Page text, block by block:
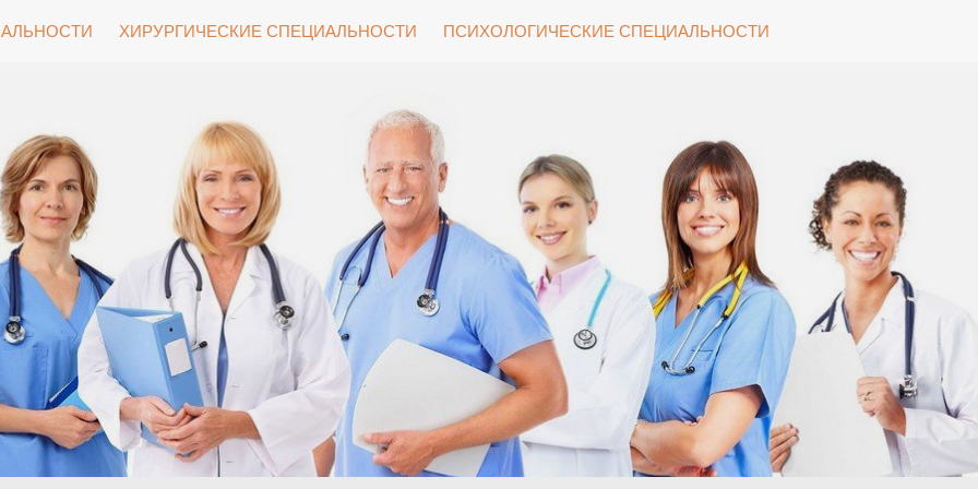
ХИРУРГИЧЕСКИЕ СПЕЦИАЛЬНОСТИ ПСИХОЛОГИЧЕСКИЕ СПЕЦИАЛЬНОСТИ